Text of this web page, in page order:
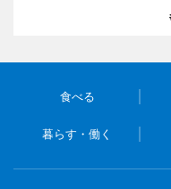
食べる
暮らす・働く